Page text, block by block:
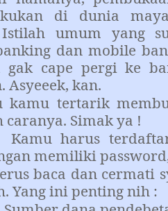
di dunia
Istilah umum yang
dan mobile
gak cape pergi ke
Asyeeek, kan.
kamu tertarik
Simak ya !
Kamu harus
memiliki
baca dan cermati
Yang ini penting nih :